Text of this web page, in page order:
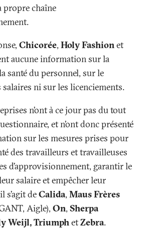
propre chaîne
Chicorée, Holy Fashionet
aucune information sur la
santé du personnel, sur le
salaires ni sur les licenciements.
n’ont à ce jour pas du tout
et n’ont donc présenté
sur les mesures prises pour
des travailleurs et travailleuses
d’approvisionnement, garantir le
salaire et empêcher leur
s’agit deCalida, Maus Frères
Aigle), On, Sherpa
Weijl,TriumphetZebra.